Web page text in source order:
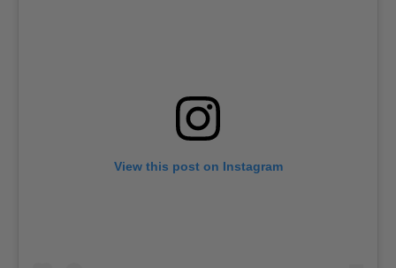
View this post on Instagram